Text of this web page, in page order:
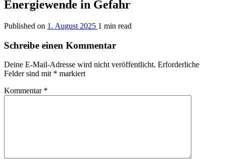
Energiewende in Gefahr
Published on 1. August 2025 1 min read
Schreibe einen Kommentar
Deine E-Mail-Adresse wird nicht veröffentlicht. Erforderliche
Felder sind mit * markiert
Kommentar *